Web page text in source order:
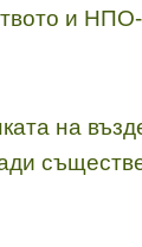
и НПО-
на